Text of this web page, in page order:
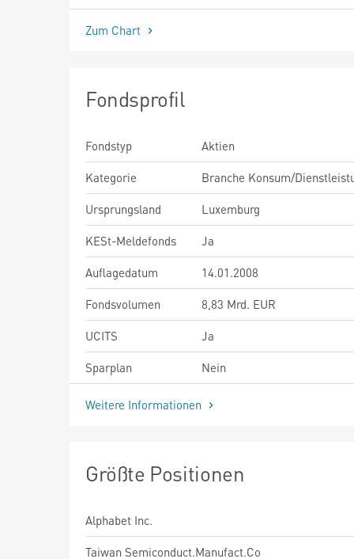
seit Beginn
Zum Chart
Fondsprofil
Fondstyp
Aktien
Kategorie
Branche Konsum/
Ursprungsland
Luxemburg
KESt-Meldefonds
Ja
Auflagedatum
14.01.2008
Fondsvolumen
8,83 Mrd. EUR
UCITS
Ja
Sparplan
Nein
Weitere Informationen
Größte Positionen
Alphabet Inc.
Taiwan Semiconduct.Manufact.Co